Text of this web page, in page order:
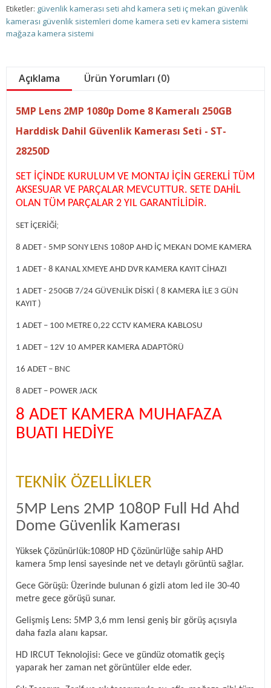
Etiketler: güvenlik kamerası seti ahd kamera seti iç mekan güvenlik
kamerası güvenlik sistemleri dome kamera seti ev kamera sistemi
mağaza kamera sistemi
Açıklama Ürün Yorumları (0)
5MP Lens 2MP 1080p Dome 8 Kameralı 250GB
Harddisk Dahil Güvenlik Kamerası Seti - ST-
28250D
SET İÇİNDE KURULUM VE MONTAJ İÇİN GEREKLİ TÜM
AKSESUAR VE PARÇALAR MEVCUTTUR. SETE DAHİL
OLAN TÜM PARÇALAR 2 YIL GARANTİLİDİR.
SET İÇERİĞİ;
8 ADET - 5MP SONY LENS 1080P AHD İÇ MEKAN DOME KAMERA
1 ADET - 8 KANAL XMEYE AHD DVR KAMERA KAYIT CİHAZI
1 ADET - 250GB 7/24 GÜVENLİK DİSKİ ( 8 KAMERA İLE 3 GÜN
KAYIT )
1 ADET – 100 METRE 0,22 CCTV KAMERA KABLOSU
1 ADET – 12V 10 AMPER KAMERA ADAPTÖRÜ
16 ADET – BNC
8 ADET – POWER JACK
8 ADET KAMERA MUHAFAZA
BUATI HEDİYE
TEKNİK ÖZELLİKLER
5MP Lens 2MP 1080P Full Hd Ahd
Dome Güvenlik Kamerası
Yüksek Çözünürlük:1080P HD Çözünürlüğe sahip AHD
kamera 5mp lensi sayesinde net ve detaylı görüntü sağlar.
Gece Görüşü: Üzerinde bulunan 6 gizli atom led ile 30-40
metre gece görüşü sunar.
Gelişmiş Lens: 5MP 3,6 mm lensi geniş bir görüş açısıyla
daha fazla alanı kapsar.
HD IRCUT Teknolojisi: Gece ve gündüz otomatik geçiş
yaparak her zaman net görüntüler elde eder.